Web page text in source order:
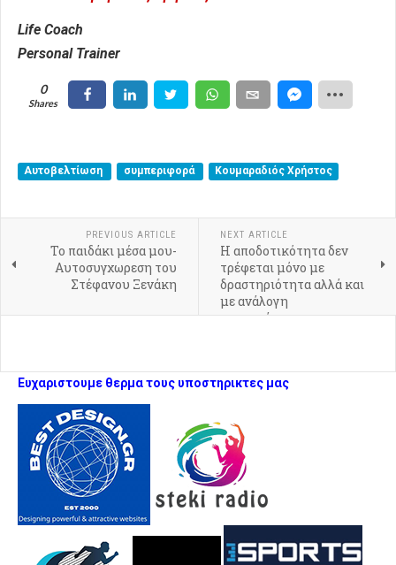
Life Coach
Personal Trainer
0
Shares
Αυτοβελτίωση συμπεριφορά Κουμαραδιός Χρήστος
PREVIOUS ARTICLE
Το παιδάκι μέσα μου-
Αυτοσυγχωρεση του
Στέφανου Ξενάκη
NEXT ARTICLE
Η αποδοτικότητα δεν
τρέφεται μόνο με
δραστηριότητα αλλά και
με ανάλογη
αποκατάσταση.
Ευχαριστουμε θερμα τους υποστηρικτες μας